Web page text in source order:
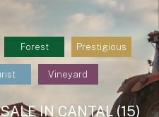
Forest Prestigious
Vineyard
IN CANTAL (15)